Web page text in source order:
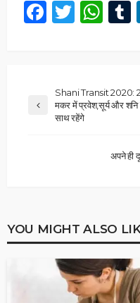
Facebook
Shani Transit 2020: 24
मकर में प्रवेश,सूर्य और
साथ रहेंगे
अपने ही
YOU MIGHT ALSO